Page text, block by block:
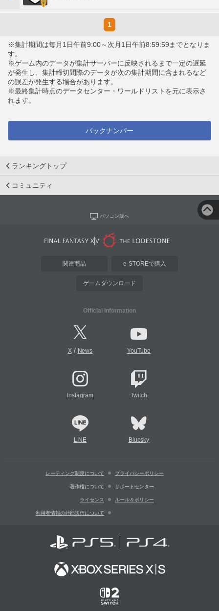
1
※集計期間は毎月1日午前9:00～次月1日午前8:59:59までとなりま
す。
※ゲーム内のデータが集計サーバーに反映されるまで一定の遅延
が発生し、集計締切間際のデータが次の集計期間に含まれるなど
の誤差が発生する場合があります。
※最終集計時点のデータセンター・ワールドリストを元に表示さ
れます。
バックナンバー
ランキングトップ
コミュニティ
パソコン版へ
関連商品 e-STOREで購入
ゲームダウンロード
Official Information
X/ News YouTube
Instagram Twitch
LINE Bluesky
レーティング制度について プライバシーポリシー
著作権について サポートセンター
ライセンス ルール＆ポリシー
利用者情報の外部送信について